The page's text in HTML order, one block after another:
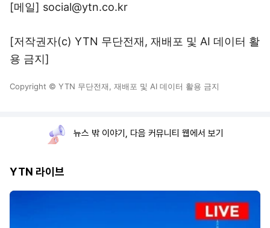
[메일] social@ytn.co.kr
[저작권자(c) YTN 무단전재, 재배포 및 AI 데이터 활
용 금지]
Copyright © YTN 무단전재, 재배포 및 AI 데이터 활용 금지
뉴스 밖 이야기, 다음 커뮤니티 웹에서 보기
YTN 라이브